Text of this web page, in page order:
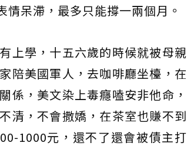
呆滯，最多只能撐一兩個月。
上學，十五六歲的時候就被母親
陪美國軍人，去咖啡廳坐檯，在
係，美文染上毒癮嗑安非他命，
清，不會撒嬌，在茶室也賺不到
1000元，還不了還會被債主打